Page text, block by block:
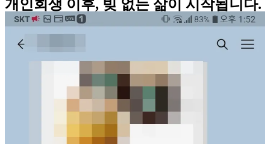
개인회생 이후, 빚 없는 삶이 시작됩니다.